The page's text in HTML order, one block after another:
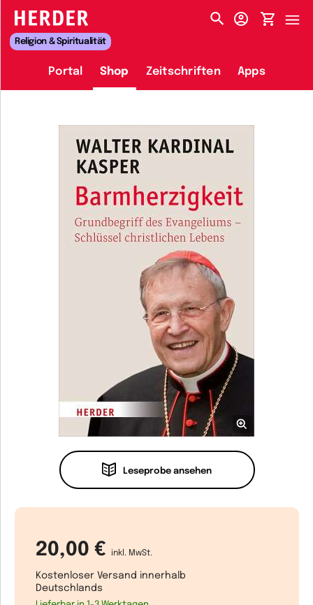
HERDER-MENÜ
Religion & Spiritualität
Portal Shop Zeitschriften Apps
Leseprobe ansehen
20,00 € inkl. MwSt.
Kostenloser Versand innerhalb
Deutschlands